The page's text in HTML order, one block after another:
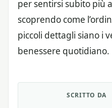
per sentirsi subito più
scoprendo come
piccoli dettagli siano i
benessere quotidiano.
SCRITTO DA